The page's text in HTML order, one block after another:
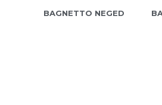
BAGNETTO NEGED